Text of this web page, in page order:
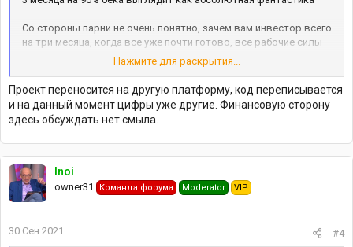
Со стороны парни не очень понятно, зачем вам инвестор всего
на три месяца, когда всё уже почти готово, все рабочие силы
есть, да и вложить осталось меньше, чем уже потрачено.
Тем более когда все "опытные, классные, знаем что делаем и
окупим за пол года".
Без негатива, просто ну денег чисто на рекламу можно найти
не делясь потом доходами, вроде.
По большому счёту это не моё дело, просто мнение со
стороны.
Нажмите для раскрытия...
Проект переносится на другую платформу, код переписывается
и на данный момент цифры уже другие. Финансовую сторону
здесь обсуждать нет смыла.
Inoi
owner31 Команда форума Moderator VIP
30 Сен 2021 #4